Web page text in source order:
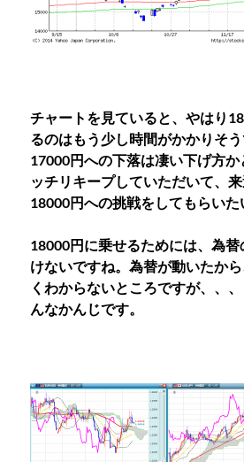
チャートを見ていると、やはり
るのはもう少し時間がかかりそ
17000円への下落は凄い下げ方
ッチリキープしていただいて、
18000円への挑戦をしてもらいた
18000円に乗せるためには、為
けないですね。為替が動いたか
くわからないところですが、、
んなかんじです。